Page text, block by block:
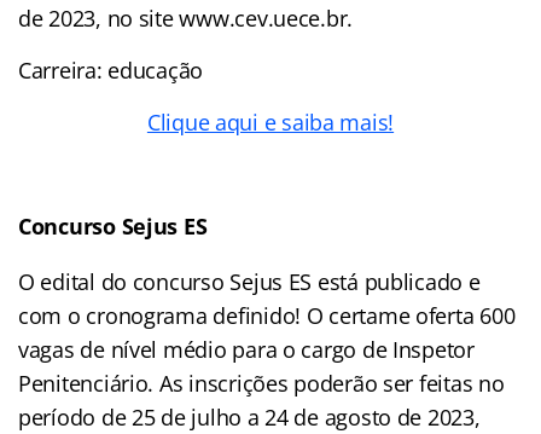
de 2023, no site www.cev.uece.br.
Carreira: educação
Clique aqui e saiba mais!
Concurso Sejus ES
O edital do concurso Sejus ES está publicado e
com o cronograma definido! O certame oferta 600
vagas de nível médio para o cargo de Inspetor
Penitenciário. As inscrições poderão ser feitas no
período de 25 de julho a 24 de agosto de 2023,